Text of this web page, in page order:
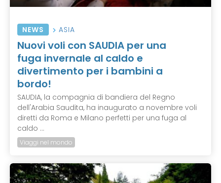
NEWS ASIA
Nuovi voli con SAUDIA per una
fuga invernale al caldo e
divertimento per i bambini a
bordo!
SAUDIA, la compagnia di bandiera del Regno
dell'Arabia Saudita, ha inaugurato a novembre voli
diretti da Roma e Milano perfetti per una fuga al
caldo ...
Viaggi nel mondo